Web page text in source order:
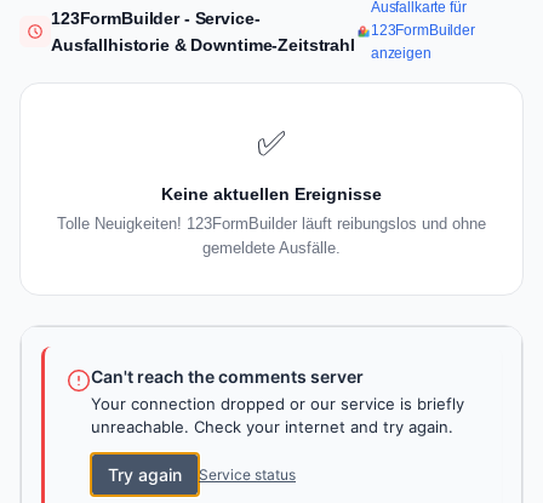
123FormBuilder - Service-
Ausfallhistorie & Downtime-Zeitstrahl
Ausfallkarte für
123FormBuilder
anzeigen
✅
Keine aktuellen Ereignisse
Tolle Neuigkeiten! 123FormBuilder läuft reibungslos und ohne
gemeldete Ausfälle.
Can't reach the comments server
Your connection dropped or our service is briefly
unreachable. Check your internet and try again.
Try again Service status